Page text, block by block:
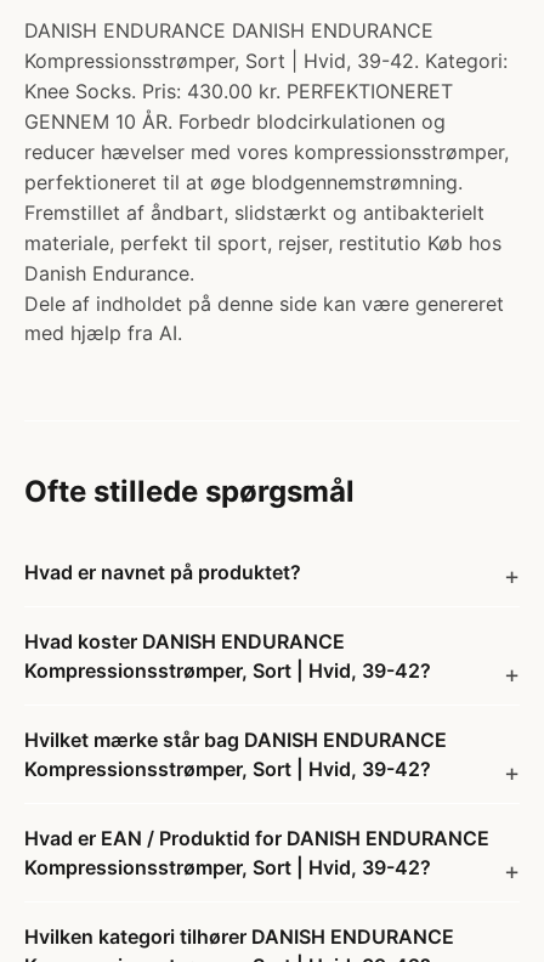
DANISH ENDURANCE DANISH ENDURANCE
Kompressionsstrømper, Sort | Hvid, 39-42. Kategori:
Knee Socks. Pris: 430.00 kr. PERFEKTIONERET
GENNEM 10 ÅR. Forbedr blodcirkulationen og
reducer hævelser med vores kompressionsstrømper,
perfektioneret til at øge blodgennemstrømning.
Fremstillet af åndbart, slidstærkt og antibakterielt
materiale, perfekt til sport, rejser, restitutio Køb hos
Danish Endurance.
Dele af indholdet på denne side kan være genereret
med hjælp fra AI.
Ofte stillede spørgsmål
Hvad er navnet på produktet?
Hvad koster DANISH ENDURANCE
Kompressionsstrømper, Sort | Hvid, 39-42?
Hvilket mærke står bag DANISH ENDURANCE
Kompressionsstrømper, Sort | Hvid, 39-42?
Hvad er EAN / Produktid for DANISH ENDURANCE
Kompressionsstrømper, Sort | Hvid, 39-42?
Hvilken kategori tilhører DANISH ENDURANCE